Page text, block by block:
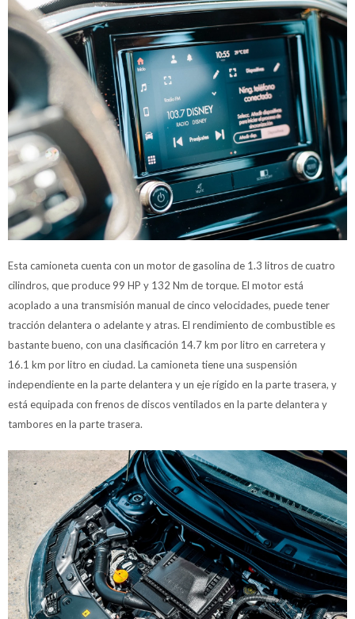
Esta camioneta cuenta con un motor de gasolina de 1.3 litros de cuatro
cilindros, que produce 99 HP y 132 Nm de torque. El motor está
acoplado a una transmisión manual de cinco velocidades, puede tener
tracción delantera o adelante y atras. El rendimiento de combustible es
bastante bueno, con una clasificación 14.7 km por litro en carretera y
16.1 km por litro en ciudad. La camioneta tiene una suspensión
independiente en la parte delantera y un eje rígido en la parte trasera, y
está equipada con frenos de discos ventilados en la parte delantera y
tambores en la parte trasera.